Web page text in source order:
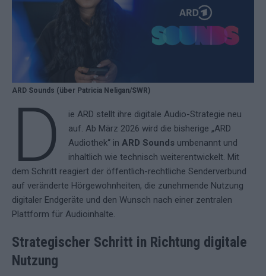
ARD Sounds (über Patricia Neligan/SWR)
D
ie ARD stellt ihre digitale Audio-Strategie neu
auf. Ab März 2026 wird die bisherige „ARD
Audiothek“ in ARD Soundsumbenannt und
inhaltlich wie technisch weiterentwickelt. Mit
dem Schritt reagiert der öffentlich-rechtliche Senderverbund
auf veränderte Hörgewohnheiten, die zunehmende Nutzung
digitaler Endgeräte und den Wunsch nach einer zentralen
Plattform für Audioinhalte.
Strategischer Schritt in Richtung digitale
Nutzung